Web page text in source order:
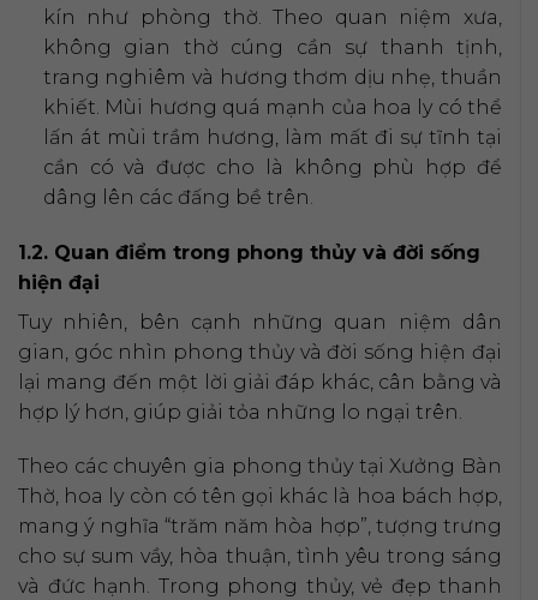
kín như phòng thờ. Theo quan niệm xưa,
không gian thờ cúng cần sự thanh tịnh,
trang nghiêm và hương thơm dịu nhẹ, thuần
khiết. Mùi hương quá mạnh của hoa ly có thể
lấn át mùi trầm hương, làm mất đi sự tĩnh tại
cần có và được cho là không phù hợp để
dâng lên các đấng bề trên.
1.2. Quan điểm trong phong thủy và đời sống
hiện đại
Tuy nhiên, bên cạnh những quan niệm dân
gian, góc nhìn phong thủy và đời sống hiện đại
lại mang đến một lời giải đáp khác, cân bằng và
hợp lý hơn, giúp giải tỏa những lo ngại trên.
Theo các chuyên gia phong thủy tại Xưởng Bàn
Thờ, hoa ly còn có tên gọi khác là hoa bách hợp,
mang ý nghĩa “trăm năm hòa hợp”, tượng trưng
cho sự sum vầy, hòa thuận, tình yêu trong sáng
và đức hạnh. Trong phong thủy, vẻ đẹp thanh